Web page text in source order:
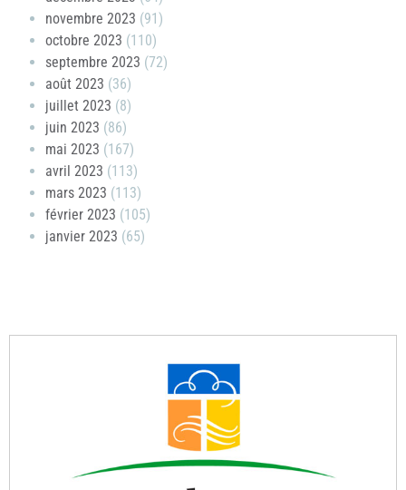
novembre 2023 (91)
octobre 2023 (110)
septembre 2023 (72)
août 2023 (36)
juillet 2023 (8)
juin 2023 (86)
mai 2023 (167)
avril 2023 (113)
mars 2023 (113)
février 2023 (105)
janvier 2023 (65)